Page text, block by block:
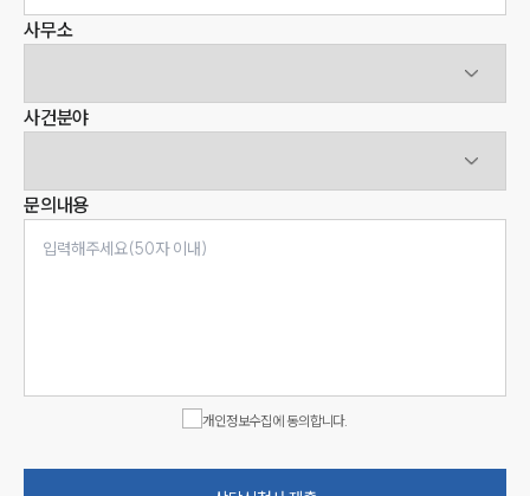
사무소
사건분야
문의내용
개인정보수집에 동의합니다.